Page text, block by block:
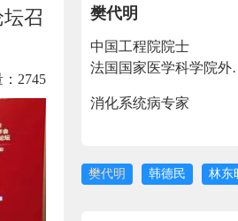
召
2745
樊代明
中国工程院院士
法国国
消化系统病专家
樊代明 韩德民 林东